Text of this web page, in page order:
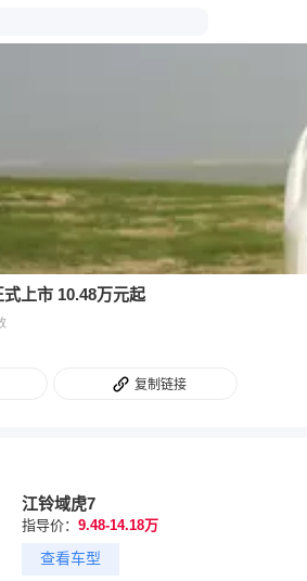
上市 10.48万元起
复制链接
江铃域虎7
指导价： 9.48-14.18万
查看车型